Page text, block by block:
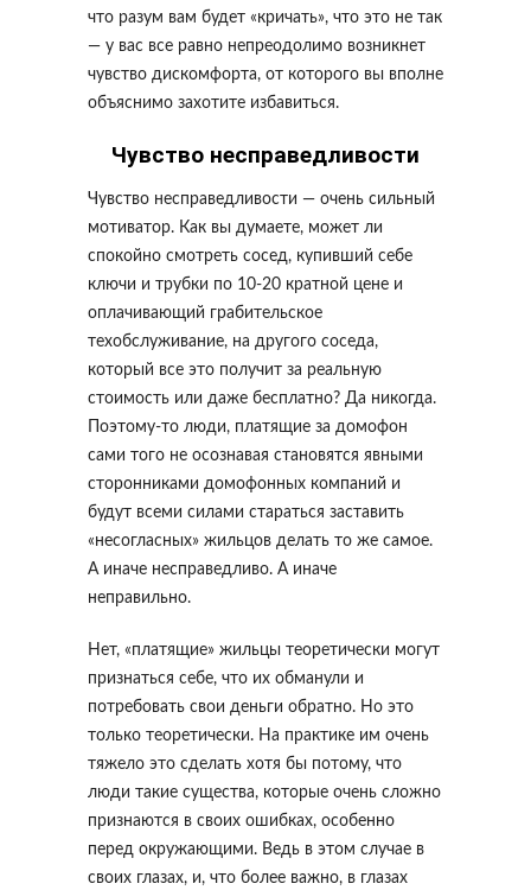
что разум вам будет «кричать», что это не так
— у вас все равно непреодолимо возникнет
чувство дискомфорта, от которого вы вполне
объяснимо захотите избавиться.
Чувство несправедливости
Чувство несправедливости — очень сильный
мотиватор. Как вы думаете, может ли
спокойно смотреть сосед, купивший себе
ключи и трубки по 10-20 кратной цене и
оплачивающий грабительское
техобслуживание, на другого соседа,
который все это получит за реальную
стоимость или даже бесплатно? Да никогда.
Поэтому-то люди, платящие за домофон
сами того не осознавая становятся явными
сторонниками домофонных компаний и
будут всеми силами стараться заставить
«несогласных» жильцов делать то же самое.
А иначе несправедливо. А иначе
неправильно.
Нет, «платящие» жильцы теоретически могут
признаться себе, что их обманули и
потребовать свои деньги обратно. Но это
только теоретически. На практике им очень
тяжело это сделать хотя бы потому, что
люди такие существа, которые очень сложно
признаются в своих ошибках, особенно
перед окружающими. Ведь в этом случае в
своих глазах, и, что более важно, в глазах